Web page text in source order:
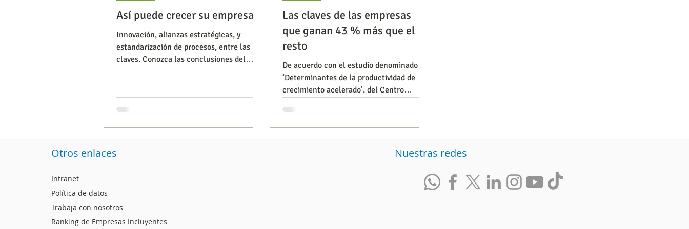
Segmentación, hábitos y usos Observatorios precios y competencia
Eficiencia publicitaria Prueba de producto
Así puede crecer su empresa
Innovación, alianzas estratégicas, y
estandarización de procesos, entre las
claves. Conozca las conclusiones del
Las claves de las empresas
que ganan 43 % más que el
resto
De acuerdo con el estudio denominado
‘Determinantes de la productividad de
crecimiento acelerado’, del Centro
Otros enlaces
Intranet
Política de datos
Trabaja con nosotros
Ranking de Empresas Incluyentes
Nuestras redes